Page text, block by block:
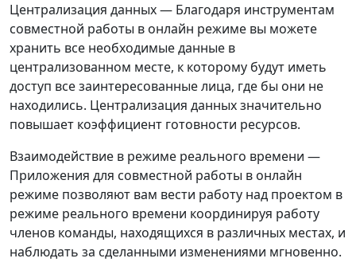
Централизация данных — Благодаря инструментам
совместной работы в онлайн режиме вы можете
хранить все необходимые данные в
централизованном месте, к которому будут иметь
доступ все заинтересованные лица, где бы они не
находились. Централизация данных значительно
повышает коэффициент готовности ресурсов.
Взаимодействие в режиме реального времени —
Приложения для совместной работы в онлайн
режиме позволяют вам вести работу над проектом в
режиме реального времени координируя работу
членов команды, находящихся в различных местах, и
наблюдать за сделанными изменениями мгновенно.